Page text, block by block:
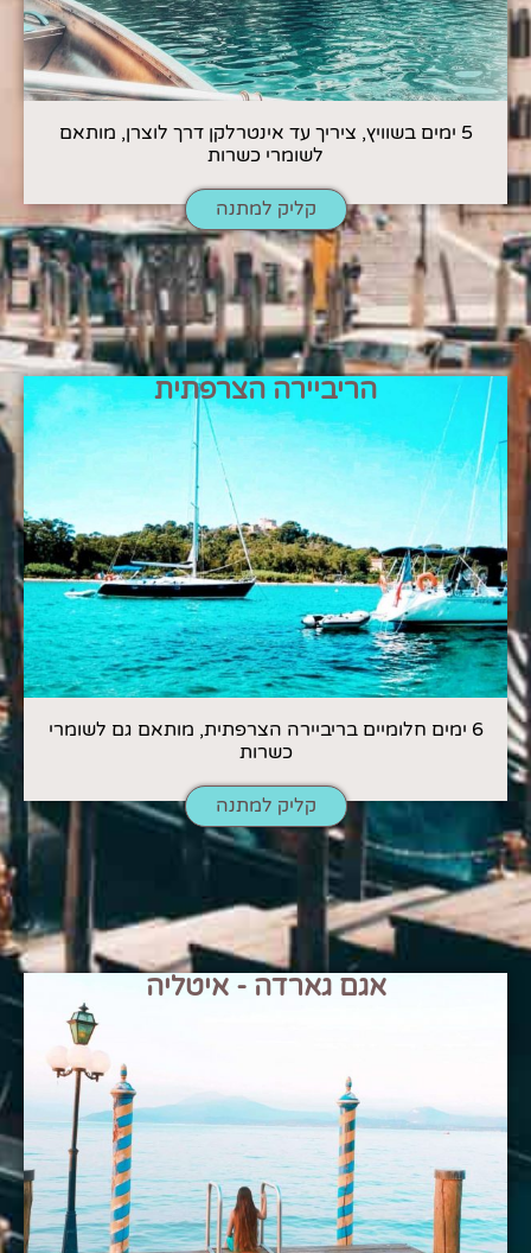
5 ימים בשוויץ, ציריך עד אינטרלקן דרך לוצרן, מותאם
לשומרי כשרות
קליק למתנה
הריביירה הצרפתית
6 ימים חלומיים בריביירה הצרפתית, מותאם גם לשומרי
כשרות
קליק למתנה
אגם גארדה - איטליה